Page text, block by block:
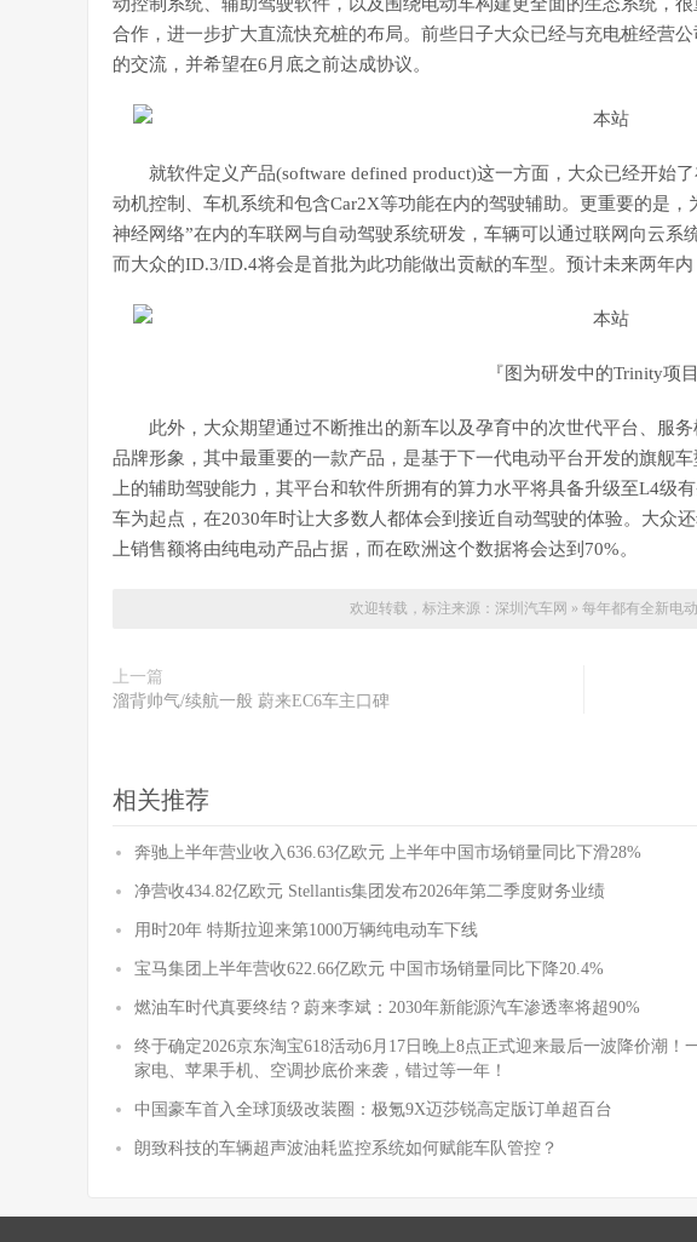
合作，进一步扩大直流快充桩的布局。前些日子大众已经与充电桩经营
的交流，并希望在6月底之前达成协议。
就软件定义产品(software defined product)这一方面，大众已经开始
动机控制、车机系统和包含Car2X等功能在内的驾驶辅助。更重要的是
神经网络”在内的车联网与自动驾驶系统研发，车辆可以通过联网向云系
而大众的ID.3/ID.4将会是首批为此功能做出贡献的车型。预计未来两年内
『图为研发中的Trinity项目
此外，大众期望通过不断推出的新车以及孕育中的次世代平台、服
品牌形象，其中最重要的一款产品，是基于下一代电动平台开发的旗舰
上的辅助驾驶能力，其平台和软件所拥有的算力水平将具备升级至L4级
车为起点，在2030年时让大多数人都体会到接近自动驾驶的体验。大众
上销售额将由纯电动产品占据，而在欧洲这个数据将会达到70%。
欢迎转载，标注来源： 深圳汽车网 » 每年都有全新电
上一篇
溜背帅气/续航一般 蔚来EC6车主口碑
相关推荐
奔驰上半年营业收入636.63亿欧元 上半年中国市场销量同比下滑28%
净营收434.82亿欧元 Stellantis集团发布2026年第二季度财务业绩
用时20年 特斯拉迎来第1000万辆纯电动车下线
宝马集团上半年营收622.66亿欧元 中国市场销量同比下降20.4%
燃油车时代真要终结？蔚来李斌：2030年新能源汽车渗透率将超90%
终于确定2026京东淘宝618活动6月17日晚上8点正式迎来最后一波降价潮
家电、苹果手机、空调抄底价来袭，错过等一年！
中国豪车首入全球顶级改装圈：极氪9X迈莎锐高定版订单超百台
朗致科技的车辆超声波油耗监控系统如何赋能车队管控？